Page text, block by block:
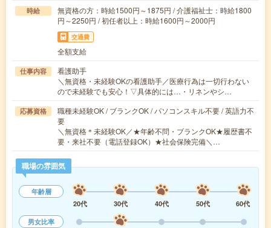
時給
無資格の方：時給1500円～1875円 / 介護福祉士：時給1800
円～2250円 / 初任者以上：時給1600円～2000円
交通費
全額支給
仕事内容
看護助手
＼無資格・未経験OKの看護助手／医療行為は一切行わない
ので未経験でも安心！▽具体的には…・リネンやシ…
応募資格
職種未経験OK / ブランクOK / パソコンスキル不要 / 英語力不
要
＼無資格＊未経験OK／★年齢不問・ブランクOK★履歴書不
要・来社不要（電話登録OK）★社会保険完備＼…
職場の雰囲気
年齢層
20代
30代 40代 50代
60代
男女比率